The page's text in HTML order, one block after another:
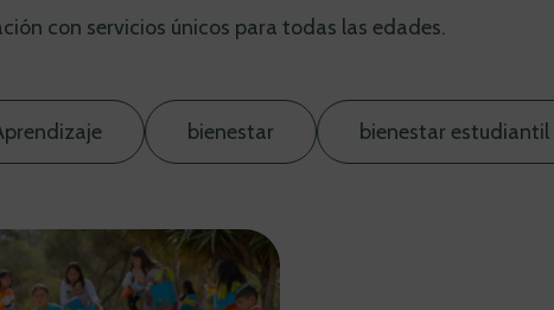
con servicios únicos para todas las edades.
bienestar bienestar estudiantil